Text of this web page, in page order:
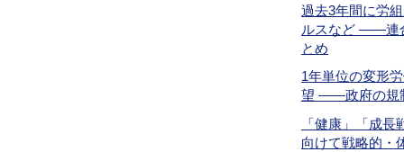
過去3年間に労
ルスなど ――連
とめ
1年単位の変形
望 ――政府の規
「健康」「成
向けて戦略的・